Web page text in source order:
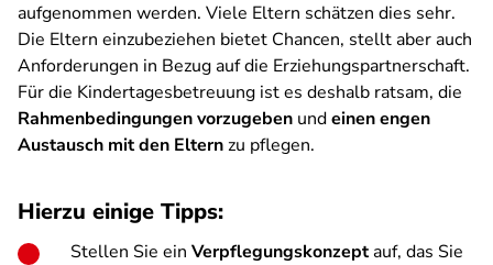
aufgenommen werden. Viele Eltern schätzen dies sehr.
Die Eltern einzubeziehen bietet Chancen, stellt aber auch
Anforderungen in Bezug auf die Erziehungspartnerschaft.
Für die Kindertagesbetreuung ist es deshalb ratsam, die
Rahmenbedingungen vorzugeben undeinen engen
Austausch mit den Elternzu pflegen.
Hierzu einige Tipps:
Stellen Sie ein Verpflegungskonzeptauf, das Sie